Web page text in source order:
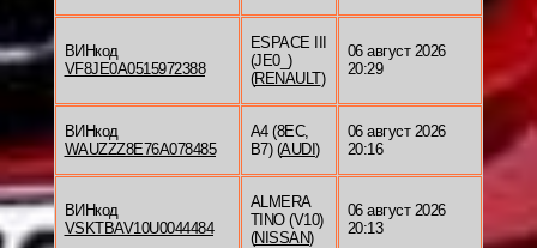
ВИНкод
VF8JE0A0515972388
ESPACE III
(JE0_)
(RENAULT)
06 август 2026
20:29
ВИНкод
WAUZZZ8E76A078485
A4 (8EC,
B7) (AUDI )
06 август 2026
20:16
ВИНкод
VSKTBAV10U0044484
ALMERA
TINO (V10)
(NISSAN)
06 август 2026
20:13